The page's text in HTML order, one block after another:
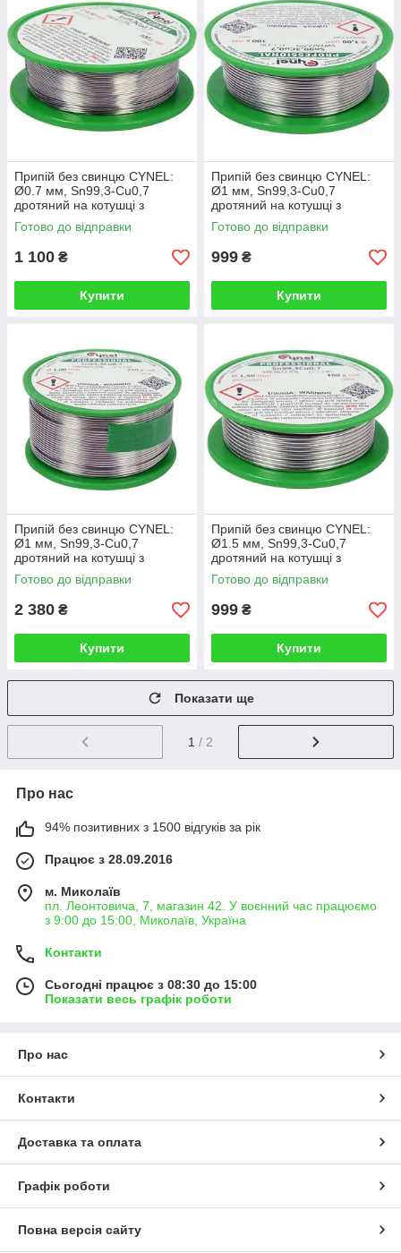
Припій без свинцю CYNEL:
Ø0.7 мм, Sn99,3-Cu0,7
дротяний на котушці з
флюсом m=100 г (Польща)
Готово до відправки
1 100 ₴
Купити
Припій без свинцю CYNEL:
Ø1 мм, Sn99,3-Cu0,7
дротяний на котушці з
флюсом m=100 г (Польща)
Готово до відправки
999 ₴
Купити
Припій без свинцю CYNEL:
Ø1 мм, Sn99,3-Cu0,7
дротяний на котушці з
флюсом m=250 г (Польща)
Готово до відправки
2 380 ₴
Купити
Припій без свинцю CYNEL:
Ø1.5 мм, Sn99,3-Cu0,7
дротяний на котушці з
флюсом m=100 г (Польща)
Готово до відправки
999 ₴
Купити
Показати ще
1 / 2
Про нас
94% позитивних з 1500 відгуків за рік
Працює з 28.09.2016
м. Миколаїв
пл. Леонтовича, 7, магазин 42. У воєнний час працюємо
з 9:00 до 15:00, Миколаїв, Україна
Контакти
Сьогодні працює з 08:30 до 15:00
Показати весь графік роботи
Про нас
Контакти
Доставка та оплата
Графік роботи
Повна версія сайту